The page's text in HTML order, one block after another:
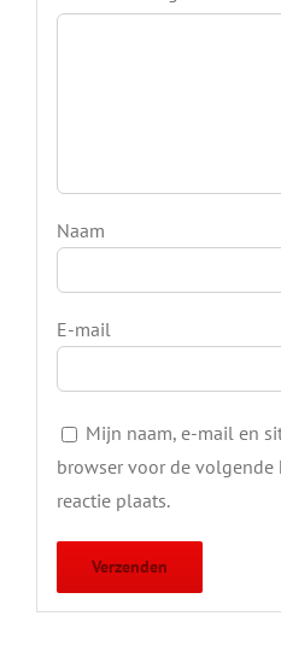
Naam
E-mail
Mijn naam, e-mail en
browser voor de volgende
reactie plaats.